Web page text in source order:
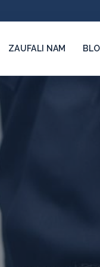
ZAUFALI NAM